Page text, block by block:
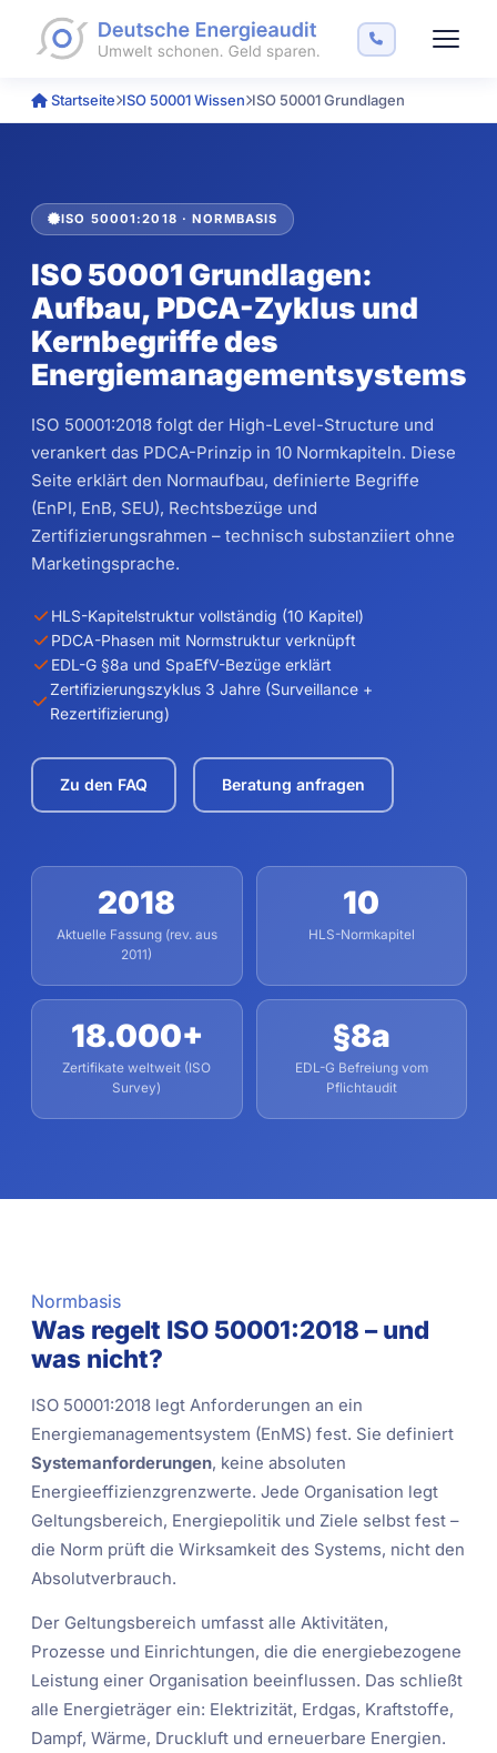
Startseite ISO 50001 Wissen ISO 50001 Grundlagen
ISO 50001:2018 · NORMBASIS
ISO 50001 Grundlagen:
Aufbau, PDCA-Zyklus und
Kernbegriffe des
Energiemanagementsystems
ISO 50001:2018 folgt der High-Level-Structure und
verankert das PDCA-Prinzip in 10 Normkapiteln. Diese
Seite erklärt den Normaufbau, definierte Begriffe
(EnPI, EnB, SEU), Rechtsbezüge und
Zertifizierungsrahmen – technisch substanziiert ohne
Marketingsprache.
HLS-Kapitelstruktur vollständig (10 Kapitel)
PDCA-Phasen mit Normstruktur verknüpft
EDL-G §8a und SpaEfV-Bezüge erklärt
Zertifizierungszyklus 3 Jahre (Surveillance +
Rezertifizierung)
Zu den FAQ Beratung anfragen
2018
Aktuelle Fassung (rev. aus
2011)
10
HLS-Normkapitel
18.000+
Zertifikate weltweit (ISO
Survey)
§8a
EDL-G Befreiung vom
Pflichtaudit
Normbasis
Was regelt ISO 50001:2018 – und
was nicht?
ISO 50001:2018 legt Anforderungen an ein
Energiemanagementsystem (EnMS) fest. Sie definiert
Systemanforderungen, keine absoluten
Energieeffizienzgrenzwerte. Jede Organisation legt
Geltungsbereich, Energiepolitik und Ziele selbst fest –
die Norm prüft die Wirksamkeit des Systems, nicht den
Absolutverbrauch.
Der Geltungsbereich umfasst alle Aktivitäten,
Prozesse und Einrichtungen, die die energiebezogene
Leistung einer Organisation beeinflussen. Das schließt
alle Energieträger ein: Elektrizität, Erdgas, Kraftstoffe,
Dampf, Wärme, Druckluft und erneuerbare Energien.